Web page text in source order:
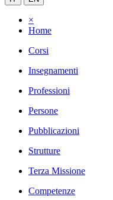
×
Home
Corsi
Insegnamenti
Professioni
Persone
Pubblicazioni
Strutture
Terza Missione
Competenze